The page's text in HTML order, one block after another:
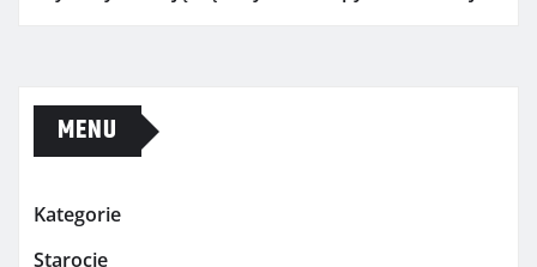
MENU
Kategorie
Starocie